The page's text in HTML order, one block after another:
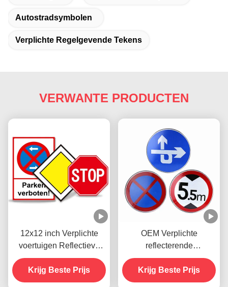
Autostradsymbolen
Verplichte Regelgevende Tekens
VERWANTE PRODUCTEN
12x12 inch Verplichte
voertuigen Reflectieve
verkeersborden Stop voor
straatweg
Krijg Beste Prijs
OEM Verplichte
reflecterende
verkeersborden
Versnellingsbeperking
Voor verkeersveiligheid
Krijg Beste Prijs